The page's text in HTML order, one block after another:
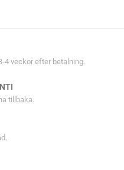
4 veckor efter betalning.
tillbaka.